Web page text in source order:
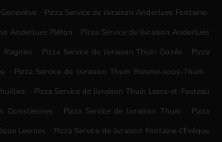
. Pizza Service de livraison Anderlues Fontaine-
Anderlues Piéton . Pizza Service de livraison Anderlues
Ragnies . Pizza Service de livraison Thuin Gozée . Pizza
. Pizza Service de livraison Thuin Biesme-sous-Thuin .
. Pizza Service de livraison Thuin Leers-et-Fosteau
Donstiennes . Pizza Service de livraison Thuin . Pizza
Leernes . Pizza Service de livraison Fontaine-l'Évêque